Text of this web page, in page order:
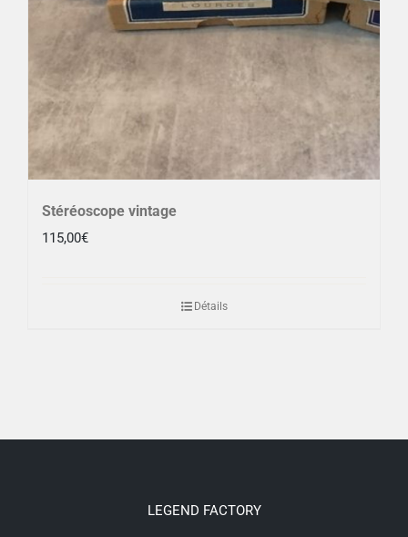
Stéréoscope vintage
115,00€
Détails
LEGEND FACTORY